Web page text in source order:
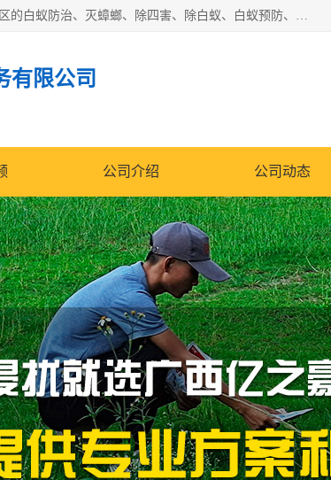
广西亿之豪有害生物防治服务有限公司是一家白蚁防治公司；提供南宁地区的白蚁防治、灭蟑螂、除四害、除白蚁、白蚁预防、消毒等服务，广西亿之豪有害生物防治服务有限公司专业灭蟑螂,灭鼠,除四害,服务上门,安全环保,售后保障,一次消杀，竭诚为您服务.
有限公司
公司介绍 公司动态